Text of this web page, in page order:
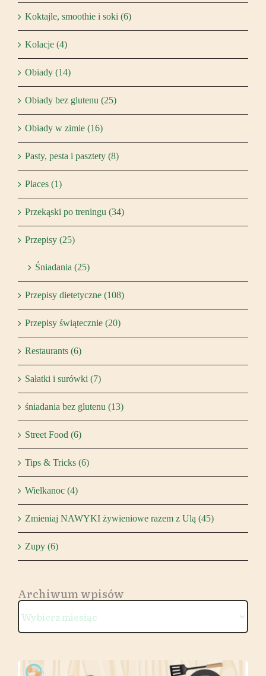
Koktajle, smoothie i soki (6)
Kolacje (4)
Obiady (14)
Obiady bez glutenu (25)
Obiady w zimie (16)
Pasty, pesta i pasztety (8)
Places (1)
Przekąski po treningu (34)
Przepisy (25)
Śniadania (25)
Przepisy dietetyczne (108)
Przepisy świątecznie (20)
Restaurants (6)
Sałatki i surówki (7)
śniadania bez glutenu (13)
Street Food (6)
Tips & Tricks (6)
Wielkanoc (4)
Zmieniaj NAWYKI żywieniowe razem z Ulą (45)
Zupy (6)
Archiwum wpisów
wpisów